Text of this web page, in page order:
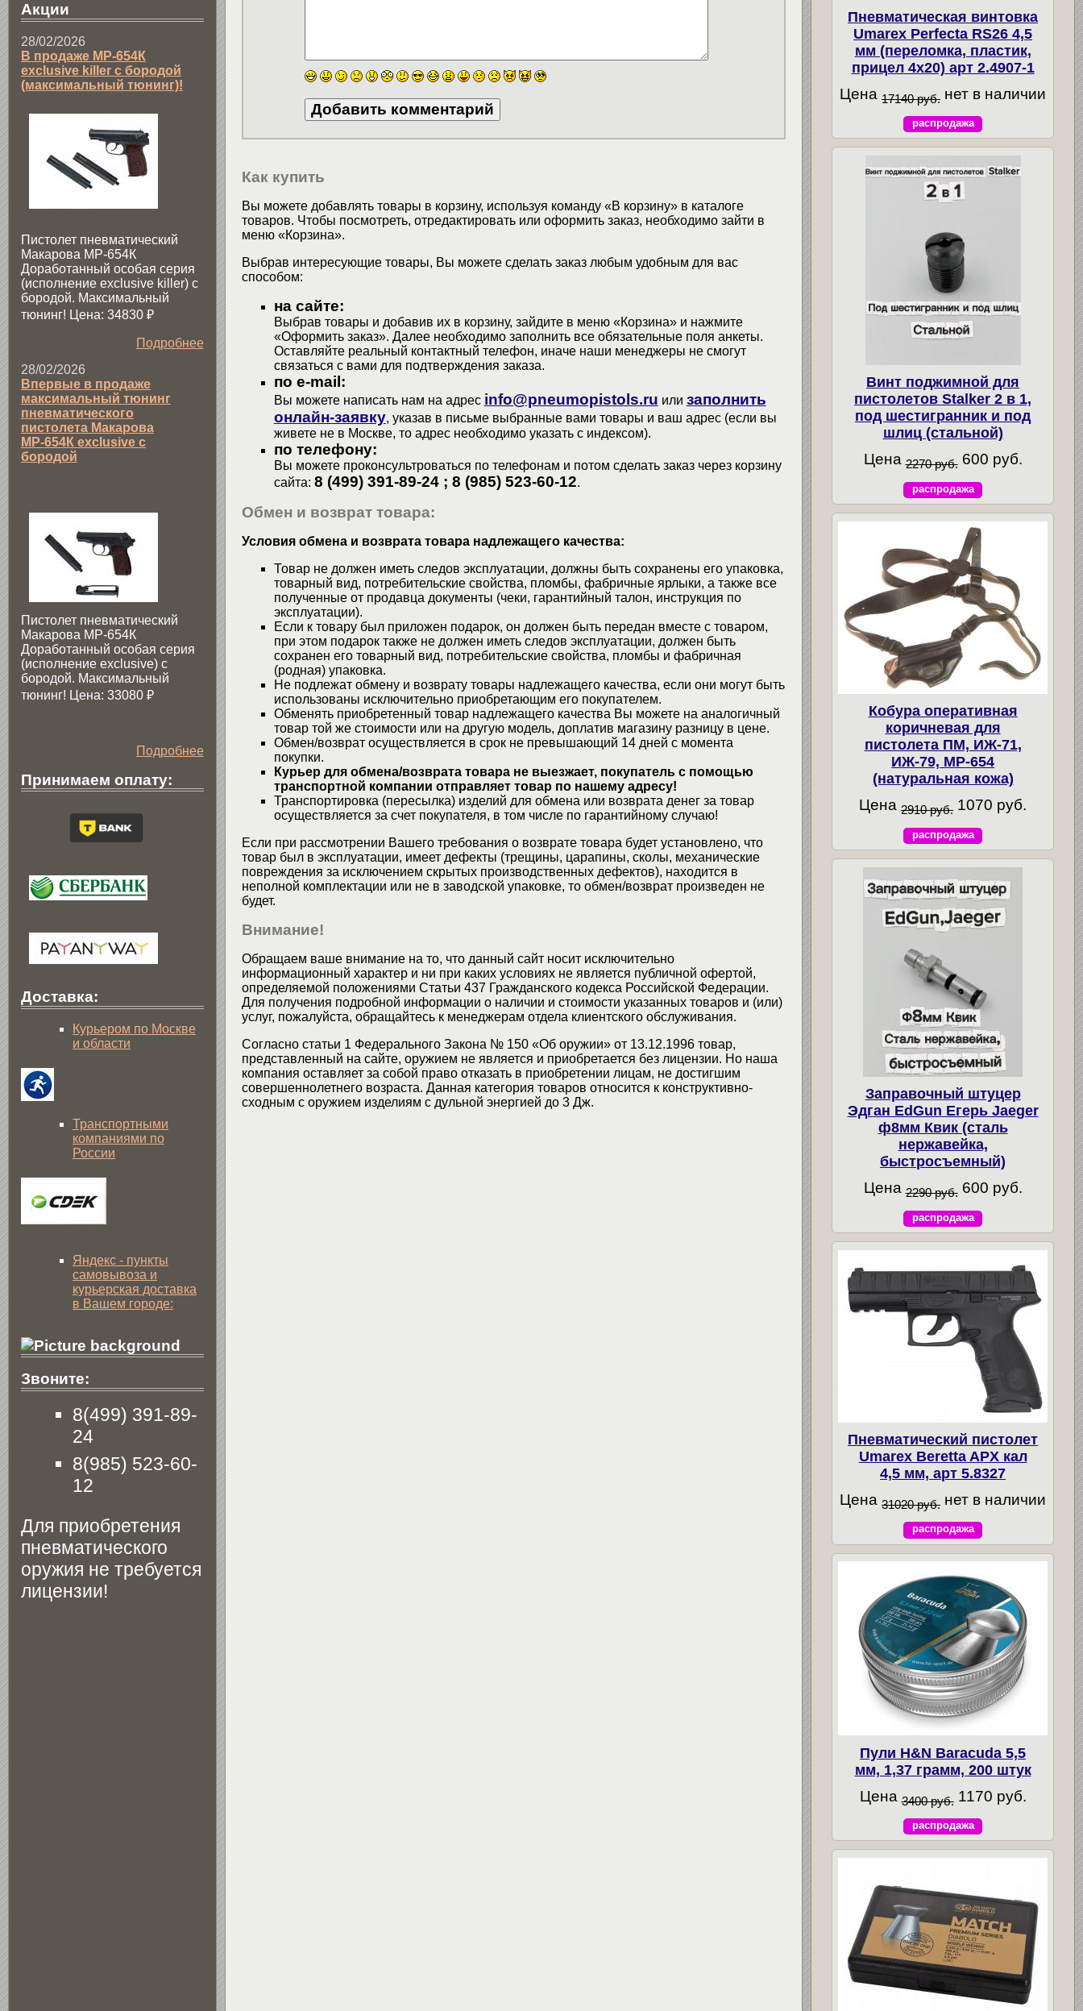
Как купить
Вы можете добавлять товары в корзину, используя команду «В корзину» в каталоге
товаров. Чтобы посмотреть, отредактировать или оформить заказ, необходимо зайти в
меню «Корзина».
Выбрав интересующие товары, Вы можете сделать заказ любым удобным для вас
способом:
на сайте:
Выбрав товары и добавив их в корзину, зайдите в меню «Корзина» и нажмите
«Оформить заказ». Далее необходимо заполнить все обязательные поля анкеты.
Оставляйте реальный контактный телефон, иначе наши менеджеры не смогут
связаться с вами для подтверждения заказа.
по e-mail:
Вы можете написать нам на адрес info@pneumopistols.ru или заполнить
онлайн-заявку, указав в письме выбранные вами товары и ваш адрес (если вы
живете не в Москве, то адрес необходимо указать с индексом).
по телефону:
Вы можете проконсультроваться по телефонам и потом сделать заказ через корзину
сайта: 8 (499) 391-89-24 ; 8 (985) 523-60-12.
Обмен и возврат товара:
Условия обмена и возврата товара надлежащего качества:
Товар не должен иметь следов эксплуатации, должны быть сохранены его упаковка,
товарный вид, потребительские свойства, пломбы, фабричные ярлыки, а также все
полученные от продавца документы (чеки, гарантийный талон, инструкция по
эксплуатации).
Если к товару был приложен подарок, он должен быть передан вместе с товаром,
при этом подарок также не должен иметь следов эксплуатации, должен быть
сохранен его товарный вид, потребительские свойства, пломбы и фабричная
(родная) упаковка.
Не подлежат обмену и возврату товары надлежащего качества, если они могут быть
использованы исключительно приобретающим его покупателем.
Обменять приобретенный товар надлежащего качества Вы можете на аналогичный
товар той же стоимости или на другую модель, доплатив магазину разницу в цене.
Обмен/возврат осуществляется в срок не превышающий 14 дней с момента
покупки.
Курьер для обмена/возврата товара не выезжает, покупатель с помощью
транспортной компании отправляет товар по нашему адресу!
Транспортировка (пересылка) изделий для обмена или возврата денег за товар
осуществляется за счет покупателя, в том числе по гарантийному случаю!
Если при рассмотрении Вашего требования о возврате товара будет установлено, что
товар был в эксплуатации, имеет дефекты (трещины, царапины, сколы, механические
повреждения за исключением скрытых производственных дефектов), находится в
неполной комплектации или не в заводской упаковке, то обмен/возврат произведен не
будет.
Внимание!
Обращаем ваше внимание на то, что данный сайт носит исключительно
информационный характер и ни при каких условиях не является публичной офертой,
определяемой положениями Статьи 437 Гражданского кодекса Российской Федерации.
Для получения подробной информации о наличии и стоимости указанных товаров и (или)
услуг, пожалуйста, обращайтесь к менеджерам отдела клиентского обслуживания.
Согласно статьи 1 Федерального Закона № 150 «Об оружии» от 13.12.1996 товар,
представленный на сайте, оружием не является и приобретается без лицензии. Но наша
компания оставляет за собой право отказать в приобретении лицам, не достигшим
совершеннолетнего возраста. Данная категория товаров относится к конструктивно-
сходным с оружием изделиям с дульной энергией до 3 Дж.
Акции
28/02/2026
В продаже МР-654К
exclusive killer с бородой
(максимальный тюнинг)!
Пистолет пневматический
Макарова МР-654К
Доработанный особая серия
(исполнение exclusive killer) с
бородой. Максимальный
тюнинг! Цена: 34830 ₽
Подробнее
28/02/2026
Впервые в продаже
максимальный тюнинг
пневматического
пистолета Макарова
МР-654К exclusive с
бородой
Пистолет пневматический
Макарова МР-654К
Доработанный особая серия
(исполнение exclusive) c
бородой. Максимальный
тюнинг! Цена: 33080 ₽
Подробнее
Принимаем оплату:
Доставка:
Курьером по Москве
и области
Транспортными
компаниями по
России
Яндекс - пункты
самовывоза и
курьерская доставка
в Вашем городе:
Звоните:
8(499) 391-89-
24
8(985) 523-60-
12
Для приобретения
пневматического
оружия не требуется
лицензии!
Пневматическая винтовка
Umarex Perfecta RS26 4,5
мм (переломка, пластик,
прицел 4x20) арт 2.4907-1
Цена 17140 руб. нет в наличии
распродажа
Винт поджимной для
пистолетов Stalker 2 в 1,
под шестигранник и под
шлиц (стальной)
Цена 2270 руб. 600 руб.
распродажа
Кобура оперативная
коричневая для
пистолета ПМ, ИЖ-71,
ИЖ-79, МР-654
(натуральная кожа)
Цена 2910 руб. 1070 руб.
распродажа
Заправочный штуцер
Эдган EdGun Егерь Jaeger
ф8мм Квик (сталь
нержавейка,
быстросъемный)
Цена 2290 руб. 600 руб.
распродажа
Пневматический пистолет
Umarex Beretta APX кал
4,5 мм, арт 5.8327
Цена31020 руб. нет в наличии
распродажа
Пули H&N Baracuda 5,5
мм, 1,37 грамм, 200 штук
Цена 3400 руб. 1170 руб.
распродажа